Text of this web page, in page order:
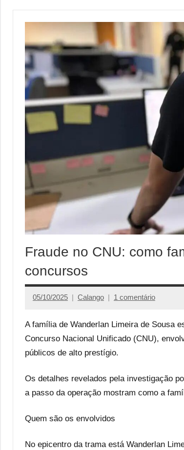
Fraude no CNU: como
concursos
05/10/2025 Calango 1 comentário
A família de Wanderlan Limeira de Sousa
Concurso Nacional Unificado (CNU),
públicos de alto prestígio.
Os detalhes revelados pela investigação
a passo da operação mostram como a
Quem são os envolvidos
No epicentro da trama está Wanderlan